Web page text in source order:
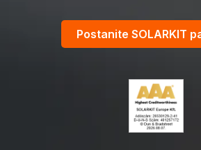
Postanite SOLARKIT